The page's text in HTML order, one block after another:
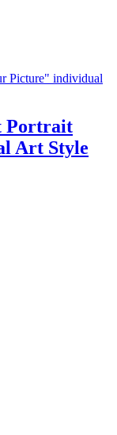
Portrait
Art Style